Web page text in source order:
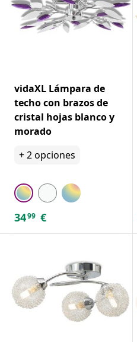
vidaXL Lámpara de
techo con brazos de
cristal hojas blanco y
morado
+2opciones
3499 €